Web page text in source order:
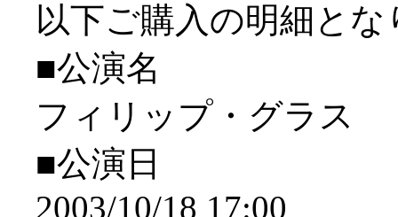
以下ご購入の明細とな
■公演名
フィリップ・グラス
■公演日
2003/10/18 17:00